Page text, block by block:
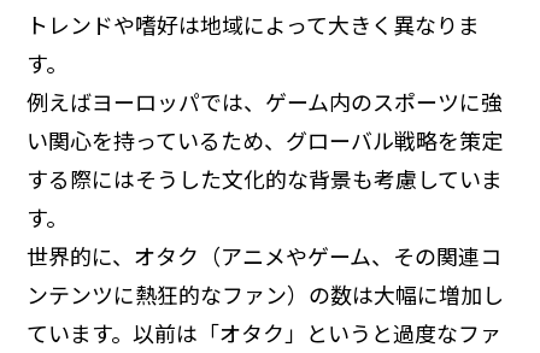
トレンドや嗜好は地域によって大きく異なりま
す。
例えばヨーロッパでは、ゲーム内のスポーツに強
い関心を持っているため、グローバル戦略を策定
する際にはそうした文化的な背景も考慮していま
す。
世界的に、オタク（アニメやゲーム、その関連コ
ンテンツに熱狂的なファン）の数は大幅に増加し
ています。以前は「オタク」というと過度なファ